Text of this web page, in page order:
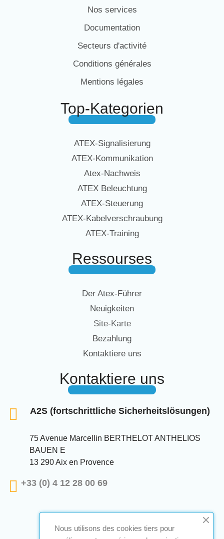
Nos services
Documentation
Secteurs d'activité
Conditions générales
Mentions légales
Top-Kategorien
ATEX-Signalisierung
ATEX-Kommunikation
Atex-Nachweis
ATEX Beleuchtung
ATEX-Steuerung
ATEX-Kabelverschraubung
ATEX-Training
Ressourses
Der Atex-Führer
Neuigkeiten
Site-Karte
Bezahlung
Kontaktiere uns
Kontaktiere uns
A2S (fortschrittliche Sicherheitslösungen)
75 Avenue Marcellin BERTHELOT ANTHELIOS
BAUEN E
13 290 Aix en Provence
+33 (0) 4 12 28 00 69
Nous utilisons des cookies tiers pour